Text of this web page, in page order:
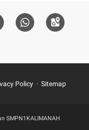
Policy Sitemap
SMPN1KALIMANAH